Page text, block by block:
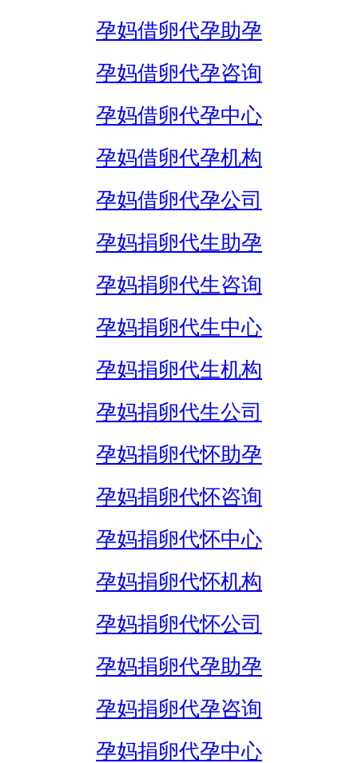
孕妈借卵代孕助孕
孕妈借卵代孕咨询
孕妈借卵代孕中心
孕妈借卵代孕机构
孕妈借卵代孕公司
孕妈捐卵代生助孕
孕妈捐卵代生咨询
孕妈捐卵代生中心
孕妈捐卵代生机构
孕妈捐卵代生公司
孕妈捐卵代怀助孕
孕妈捐卵代怀咨询
孕妈捐卵代怀中心
孕妈捐卵代怀机构
孕妈捐卵代怀公司
孕妈捐卵代孕助孕
孕妈捐卵代孕咨询
孕妈捐卵代孕中心